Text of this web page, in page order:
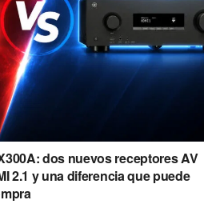
dos nuevos receptores AV
2.1 y una diferencia que puede